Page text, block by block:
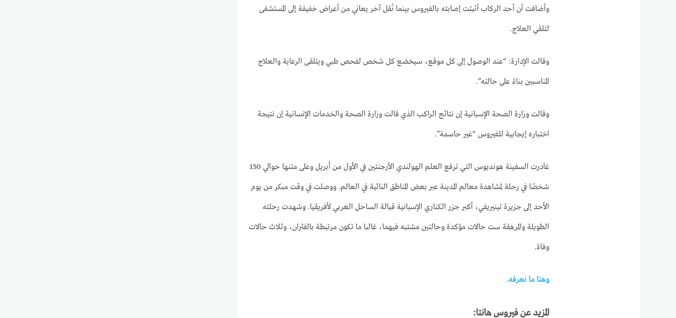
وأضافت أن أحد الركاب أثبتت إصابته بالفيروس بينما نُقل آخر يعاني من أعراض خفيفة إلى المستشفى
لتلقي العلاج.
وقالت الإدارة: “عند الوصول إلى كل موقع، سيخضع كل شخص لفحص طبي ويتلقى الرعاية والعلاج
المناسبين بناءً على حالته”.
وقالت وزارة الصحة الإسبانية إن نتائج الراكب الذي قالت وزارة الصحة والخدمات الإنسانية إن نتيجة
اختباره إيجابية للفيروس “غير حاسمة”.
غادرت السفينة هونديوس التي ترفع العلم الهولندي الأرجنتين في الأول من أبريل وعلى متنها حوالي 150
شخصًا في رحلة لمشاهدة معالم المدينة عبر بعض المناطق النائية في العالم. ووصلت في وقت مبكر من يوم
الأحد إلى جزيرة تينيريفي، أكبر جزر الكناري الإسبانية قبالة الساحل الغربي لأفريقيا. وشهدت رحلته
الطويلة والمرهقة ست حالات مؤكدة وحالتين مشتبه فيهما، غالبا ما تكون مرتبطة بالفئران، وثلاث حالات
وفاة.
وهنا ما نعرفه.
المزيد عن فيروس هانتا: